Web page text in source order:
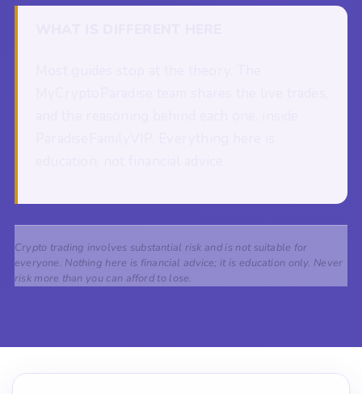
Crypto trading involves substantial risk and is not suitable for
everyone. Nothing here is financial advice; it is education only. Never
risk more than you can afford to lose.